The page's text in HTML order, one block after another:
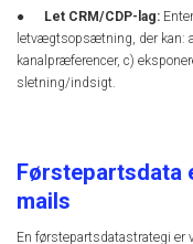
● Let CRM/CDP-lag:
letvægtsopsætning, der kan:
kanalpræferencer, c)
sletning/indsigt.
Førstepartsdata
mails
En førstepartsdatastrategi er